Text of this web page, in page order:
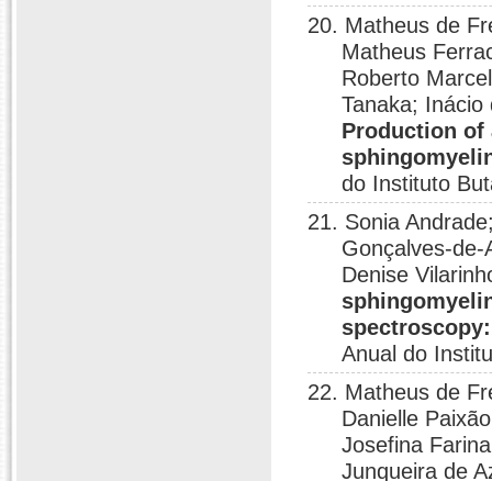
20. Matheus de
Matheus
Roberto
Tanaka;
Production of
do Instituto
21. Sonia
Gonçalves-
Denise
Anual do
22. Matheus de
Danielle
Josefina
Junqueira de